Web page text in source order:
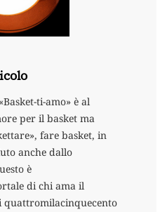
ti-amo» è al
per il basket ma
fare basket, in
anche dallo
è
di chi ama il
quattromilacinquecento